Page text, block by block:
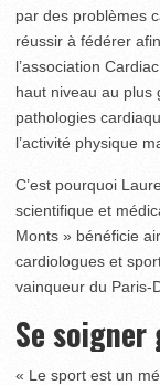
par des problèmes
réussir à fédérer
l’association
haut niveau au plus
pathologies
l’activité physique
C’est pourquoi
scientifique et
Monts » bénéficie
cardiologues et
vainqueur du Paris-
Se
« Le sport est un